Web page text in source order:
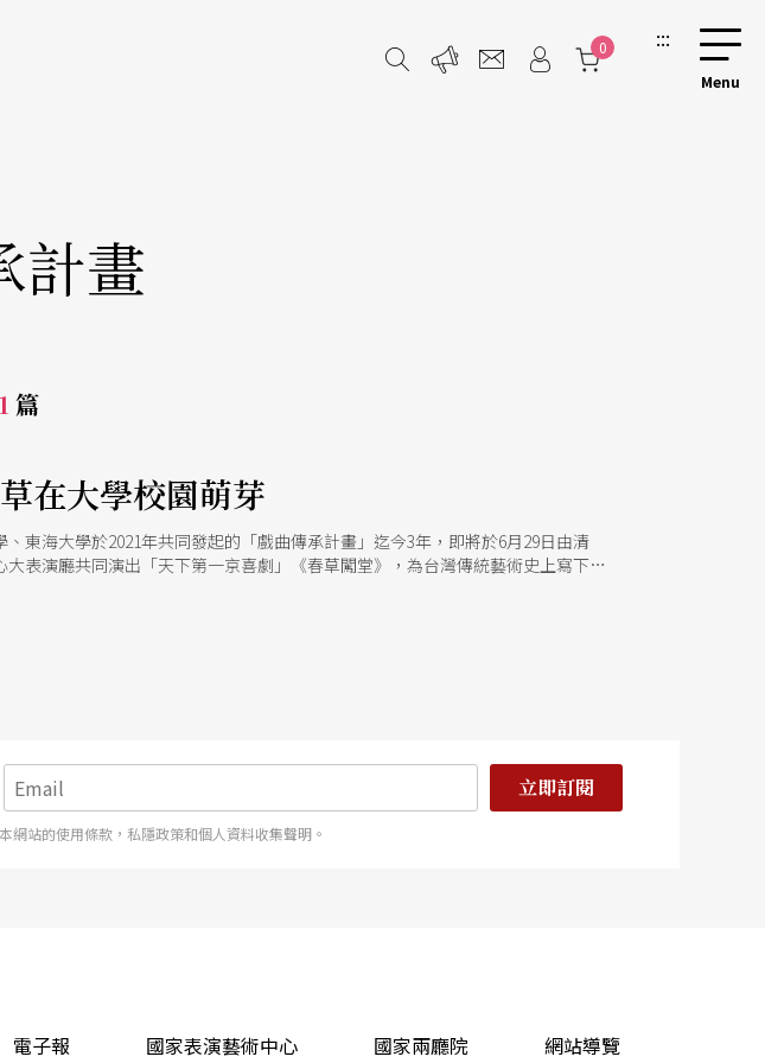
0 :::
計畫
1 篇
在大學校園萌芽
東海大學於2021年共同發起的「戲曲傳承計畫」迄今3年，即將於6月29日由清
表演廳共同演出「天下第一京喜劇」《春草闖堂》，為台灣傳統藝術史上寫下最
立即訂閱
網站的使用條款，私隱政策和個人資料收集聲明。
電子報 國家表演藝術中心 國家兩廳院 網站導覽